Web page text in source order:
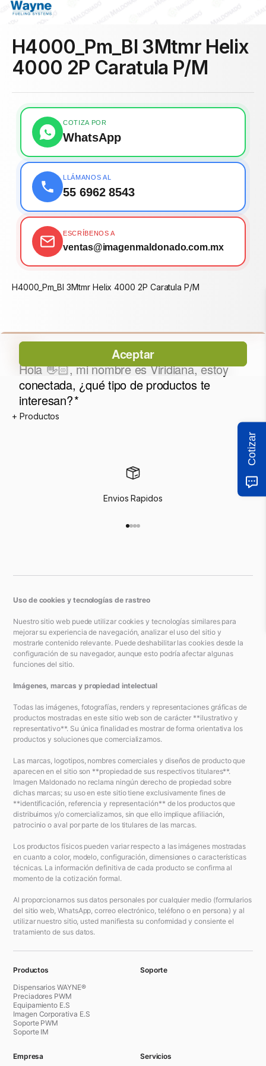
H4000_Pm_Bl 3Mtmr Helix
4000 2P Caratula P/M
COTIZA POR
WhatsApp
LLÁMANOS AL
55 6962 8543
ESCRÍBENOS A
ventas@imagenmaldonado.com.mx
H4000_Pm_Bl 3Mtmr Helix 4000 2P Caratula P/M
Envios Rapidos
Uso de cookies y tecnologías de rastreo
Nuestro sitio web puede utilizar cookies y tecnologías similares para
mejorar su experiencia de navegación, analizar el uso del sitio y
mostrarle contenido relevante. Puede deshabilitar las cookies desde la
configuración de su navegador, aunque esto podría afectar algunas
funciones del sitio.
Imágenes, marcas y propiedad intelectual
Todas las imágenes, fotografías, renders y representaciones gráficas de
productos mostradas en este sitio web son de carácter **ilustrativo y
representativo**. Su única finalidad es mostrar de forma orientativa los
productos y soluciones que comercializamos.
Las marcas, logotipos, nombres comerciales y diseños de producto que
aparecen en el sitio son **propiedad de sus respectivos titulares**.
Imagen Maldonado no reclama ningún derecho de propiedad sobre
dichas marcas; su uso en este sitio tiene exclusivamente fines de
**identificación, referencia y representación** de los productos que
distribuimos y/o comercializamos, sin que ello implique afiliación,
patrocinio o aval por parte de los titulares de las marcas.
Los productos físicos pueden variar respecto a las imágenes mostradas
en cuanto a color, modelo, configuración, dimensiones o características
técnicas. La información definitiva de cada producto se confirma al
momento de la cotización formal.
Al proporcionarnos sus datos personales por cualquier medio (formularios
del sitio web, WhatsApp, correo electrónico, teléfono o en persona) y al
utilizar nuestro sitio, usted manifiesta su conformidad y consiente el
tratamiento de sus datos.
Productos
Dispensarios WAYNE®
Preciadores PWM
Equipamiento E.S
Imagen Corporativa E.S
Soporte PWM
Soporte IM
Soporte
Empresa Servicios
Cotizar